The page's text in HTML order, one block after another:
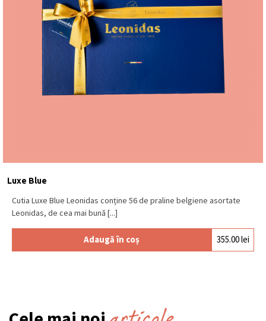
Luxe Blue
Cutia Luxe Blue Leonidas conține 56 de praline belgiene asortate
Leonidas, de cea mai bună [...]
Adaugă în coș 355.00lei